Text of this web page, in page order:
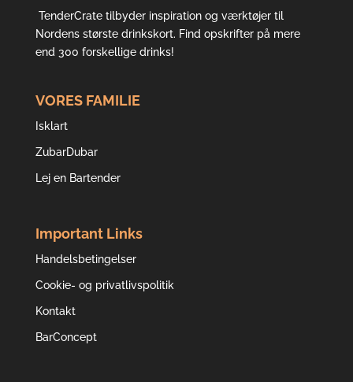
TenderCrate tilbyder inspiration og værktøjer til
Nordens største drinkskort. Find opskrifter på mere
end 300 forskellige drinks!
VORES FAMILIE
Isklart
ZubarDubar
Lej en Bartender
Important Links
Handelsbetingelser
Cookie- og privatlivspolitik
Kontakt
BarConcept